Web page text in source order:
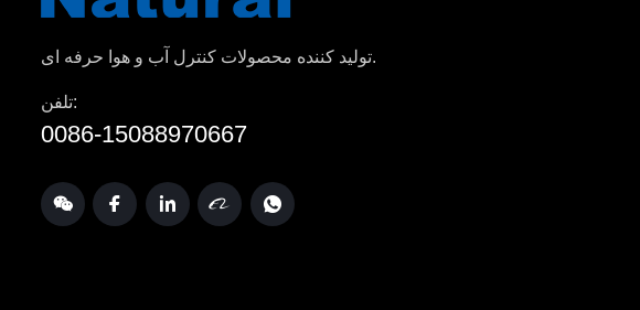
تولید کننده محصولات کنترل آب و هوا حرفه ای.
تلفن:
0086-15088970667